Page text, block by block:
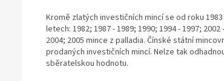
Kromě zlatých investičních mincí se od roku
letech: 1982; 1987 - 1989; 1990; 1994 - 1997;
2004; 2005 mince z palladia. Čínské státní
prodaných investičních mincí. Nelze tak
sběratelskou hodnotu.